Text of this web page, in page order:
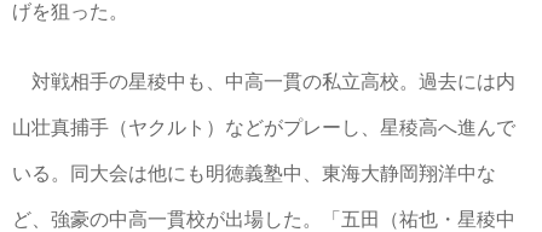
げを狙った。
対戦相手の星稜中も、中高一貫の私立高校。過去には内
山壮真捕手（ヤクルト）などがプレーし、星稜高へ進んで
いる。同大会は他にも明徳義塾中、東海大静岡翔洋中な
ど、強豪の中高一貫校が出場した。「五田（祐也・星稜中